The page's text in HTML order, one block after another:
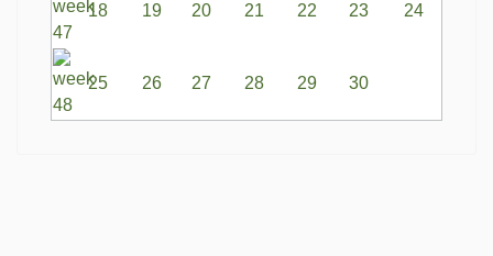
18 19 20 21 22 23 24
25 26 27 28 29 30